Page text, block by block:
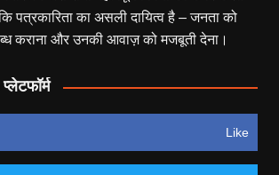
पत्रकारिता का असली दायित्व है – जनता को
कराना और उनकी आवाज़ को मजबूती देना।
Like